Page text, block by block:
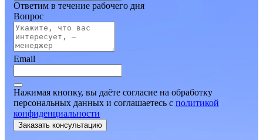
Ответим в течение рабочего дня
Вопрос
Email
Нажимая кнопку, вы даёте согласие на обработку
персональных данных и соглашаетесь c политикой
конфиденциальности
Заказать консультацию